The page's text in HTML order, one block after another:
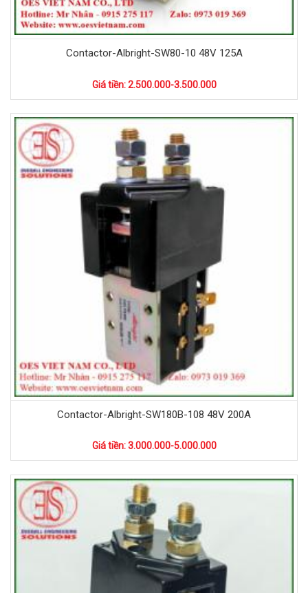
Contactor-Albright-SW80-10 48V 125A
Giá tiền: 2.500.000-3.500.000
Contactor-Albright-SW180B-108 48V 200A
Giá tiền: 3.000.000-5.000.000